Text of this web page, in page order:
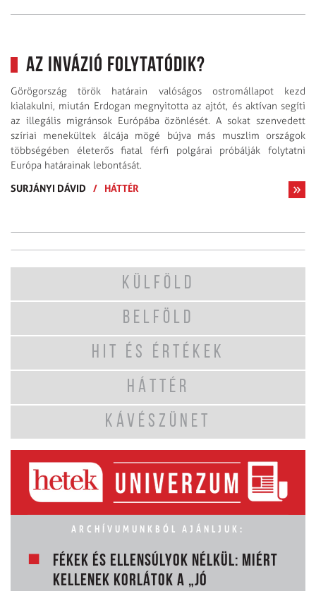
Az invázió folytatódik?
Görögország török határain valóságos ostromállapot kezd
kialakulni, miután Erdogan megnyitotta az ajtót, és aktívan segíti
az illegális migránsok Európába özönlését. A sokat szenvedett
szíriai menekültek álcája mögé bújva más muszlim országok
többségében életerős fiatal férfi polgárai próbálják folytatni
Európa határainak lebontását.
SURJÁNYI DÁVID
/ HÁTTÉR
KÜLFÖLD
BELFÖLD
HIT ÉS ÉRTÉKEK
HÁTTÉR
KÁVÉSZÜNET
ARCHÍVUMUNKBÓL AJÁNLJUK:
FÉKEK ÉS ELLENSÚLYOK NÉLKÜL: MIÉRT
KELLENEK KORLÁTOK A „JÓ